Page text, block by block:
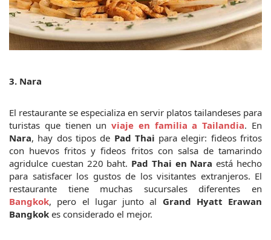
3. Nara
El restaurante se especializa en servir platos tailandeses para
turistas que tienen un viaje en familia a Tailandia
Nara, hay dos tipos de Pad Thai para elegir: fideos fritos
con huevos fritos y fideos fritos con salsa de tamarindo
agridulce cuestan 220 baht. Pad Thai en Nara está hecho
para satisfacer los gustos de los visitantes extranjeros. El
Bangkok, pero el lugar junto al Grand Hyatt Erawan
Bangkok es considerado el mejor.